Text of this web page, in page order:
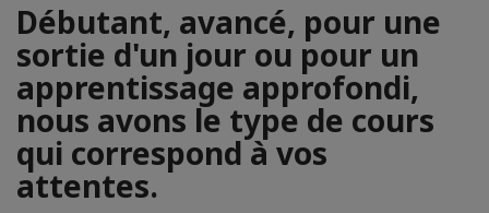
Débutant, avancé, pour une
sortie d'un jour ou pour un
apprentissage approfondi,
nous avons le type de cours
qui correspond à vos
attentes.